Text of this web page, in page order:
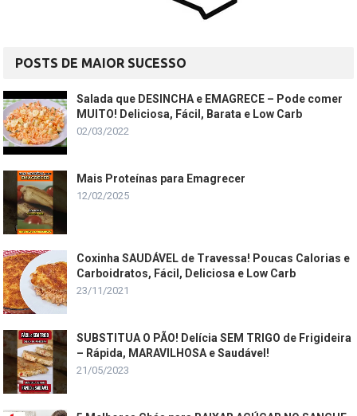
POSTS DE MAIOR SUCESSO
Salada que DESINCHA e EMAGRECE – Pode comer
MUITO! Deliciosa, Fácil, Barata e Low Carb
02/03/2022
Mais Proteínas para Emagrecer
12/02/2025
Coxinha SAUDÁVEL de Travessa! Poucas Calorias e
Carboidratos, Fácil, Deliciosa e Low Carb
23/11/2021
SUBSTITUA O PÃO! Delícia SEM TRIGO de Frigideira
– Rápida, MARAVILHOSA e Saudável!
21/05/2023